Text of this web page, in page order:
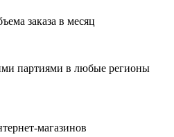
заказа в месяц
партиями в любые регионы
магазинов